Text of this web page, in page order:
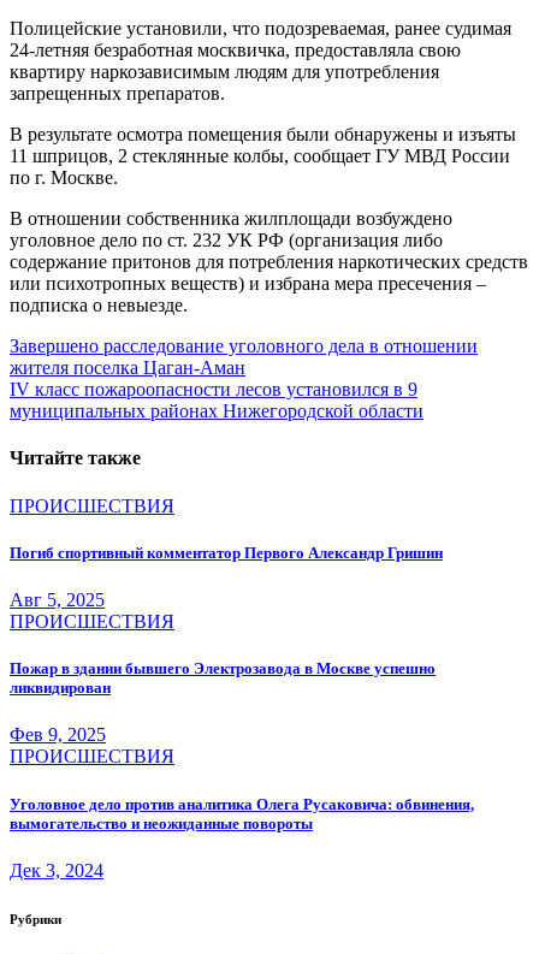
Полицейские установили, что подозреваемая, ранее судимая
24-летняя безработная москвичка, предоставляла свою
квартиру наркозависимым людям для употребления
запрещенных препаратов.
В результате осмотра помещения были обнаружены и изъяты
11 шприцов, 2 стеклянные колбы, сообщает ГУ МВД России
по г. Москве.
В отношении собственника жилплощади возбуждено
уголовное дело по ст. 232 УК РФ (организация либо
содержание притонов для потребления наркотических средств
или психотропных веществ) и избрана мера пресечения –
подписка о невыезде.
Навигация
по
записям
Завершено расследование уголовного дела в отношении
жителя поселка Цаган-Аман
IV класс пожароопасности лесов установился в 9
муниципальных районах Нижегородской области
Читайте также
ПРОИСШЕСТВИЯ
Погиб спортивный комментатор Первого Александр Гришин
Авг 5, 2025
ПРОИСШЕСТВИЯ
Пожар в здании бывшего Электрозавода в Москве успешно
ликвидирован
Фев 9, 2025
ПРОИСШЕСТВИЯ
Уголовное дело против аналитика Олега Русаковича: обвинения,
вымогательство и неожиданные повороты
Дек 3, 2024
Рубрики